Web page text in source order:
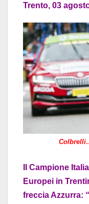
Trento, 03
Il Campione
Europei in
freccia Azzurra: